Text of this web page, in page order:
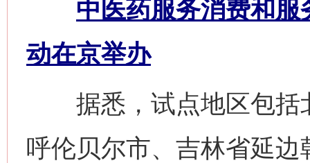
中医药服务消费和
动在京举办
据悉，试点地区包括
呼伦贝尔市、吉林省延